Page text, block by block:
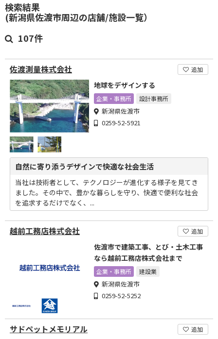
検索結果
(新潟県佐渡市周辺の店舗/施設一覧）
107件
佐渡測量株式会社 追加
地球をデザインする
企業・事務所 設計事務所
新潟県佐渡市
0259-52-5921
自然に寄り添うデザインで快適な社会生活
当社は技術者として、テクノロジーが進化する様子を見てき
ました。その中で、豊かな暮らしを守り、快適で便利な社会
を追求するだけでなく、...
越前工務店株式会社 追加
佐渡市で建築工事、とび・土木工事
なら越前工務店株式会社まで
企業・事務所 建設業
新潟県佐渡市
0259-52-5252
サドペットメモリアル 追加